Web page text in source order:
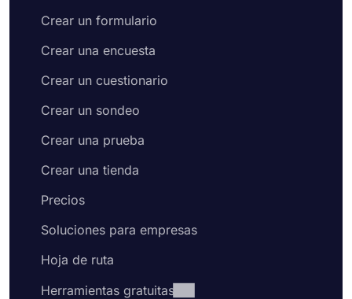
Crear un formulario
Crear una encuesta
Crear un cuestionario
Crear un sondeo
Crear una prueba
Crear una tienda
Precios
Soluciones para empresas
Hoja de ruta
Herramientas gratuitas